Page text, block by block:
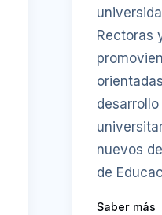
Rectoras
nuevos
de
Saber más